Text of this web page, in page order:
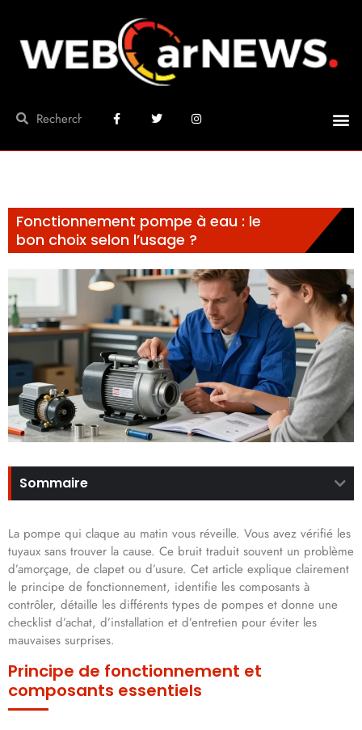
Fonctionnement pompe à eau : le
bon choix selon l’usage ?
Sommaire
La pompe qui claque au matin vous réveille. Vous avez vérifié les
tuyaux sans trouver la cause. Ce bruit traduit souvent un problème
d’amorçage, de clapet ou d’usure. Cet article explique clairement
le principe de fonctionnement, identifie les composants à
contrôler, détaille les différents types de pompes et donne une
checklist d’achat, d’installation et d’entretien pour éviter les
mauvaises surprises.
Principe de fonctionnement et
composants essentiels